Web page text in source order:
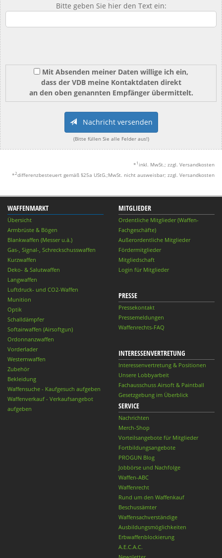
Bitte geben Sie hier den Text ein:
Mit Absenden meiner Daten willige ich ein,
dass der VDB meine Kontaktdaten direkt
an den oben genannten Empfänger übermittelt.
Nachricht versenden
(Bitte füllen Sie alle Felder aus!)
* 1 inkl. MwSt.; zzgl. Versandkosten
*2differenzbesteuert gemäß §25a UStG.;MwSt. nicht ausweisbar; zzgl. Versandkosten
WAFFENMARKT
Übersicht
Armbrüste & Bögen
Blankwaffen (Messer u.ä.)
Gas-, Signal-, Schreckschusswaffen
Kurzwaffen
Deko- & Salutwaffen
Langwaffen
Luftdruck- und CO2-Waffen
Munition
Optik
Schalldämpfer
Softairwaffen (Airsoftgun)
Ordonnanzwaffen
Vorderlader
Westernwaffen
Zubehör
Bekleidung
Waffensuche - Kaufgesuch aufgeben
Waffenverkauf - Verkaufsangebot
aufgeben
MITGLIEDER
Ordentliche Mitglieder (Waffen-
Fachgeschäfte)
Außerordentliche Mitglieder
Fördermitglieder
Mitgliedschaft
Login für Mitglieder
PRESSE
Pressekontakt
Pressemeldungen
Waffenrechts-FAQ
INTERESSENVERTRETUNG
Interessenvertretung & Positionen
Unsere Lobbyarbeit
Fachausschuss Airsoft & Paintball
Gesetzgebung im Überblick
SERVICE
Nachrichten
Merch-Shop
Vorteilsangebote für Mitglieder
Fortbildungsangebote
PROGUN Blog
Jobbörse und Nachfolge
Waffen-ABC
Waffenrecht
Rund um den Waffenkauf
Beschussämter
Waffensachverständige
Ausbildungsmöglichkeiten
Erbwaffenblockierung
A.E.C.A.C.